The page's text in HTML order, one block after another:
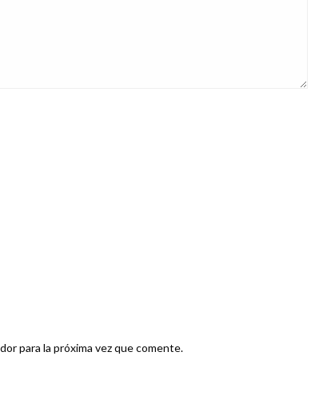
para la próxima vez que comente.